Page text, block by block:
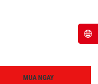
MUA NGAY